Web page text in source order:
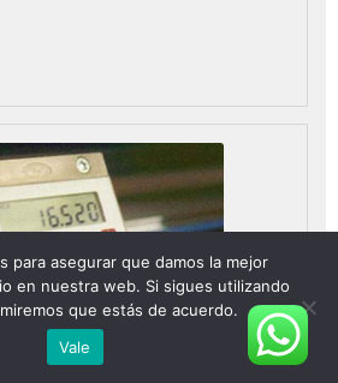
para asegurar que damos la mejor
en nuestra web. Si sigues utilizando
que estás de acuerdo.
Vale